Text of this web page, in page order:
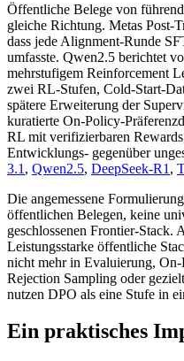
Öffentliche Belege von
gleiche Richtung. Metas Post-
dass jede Alignment-Runde
umfasste. Qwen2.5 berichtet
mehrstufigem Reinforcement
zwei RL-Stufen, Cold-Start-
spätere Erweiterung der
kuratierte On-Policy-
RL mit verifizierbaren
Entwicklungs- gegenüber
3.1 , Qwen2.5, DeepSeek-R1 ,
Die angemessene
öffentlichen Belegen, keine
geschlossenen Frontier-Stack.
Leistungsstarke öffentliche
nicht mehr in Evaluierung,
Rejection Sampling oder
nutzen DPO als eine Stufe in
Ein praktisches